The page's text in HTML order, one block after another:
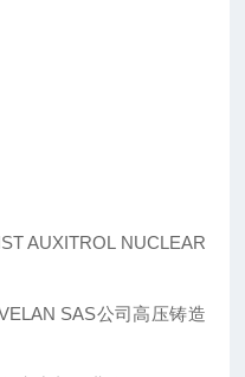
NUCLEAR
SAS公司高压铸造